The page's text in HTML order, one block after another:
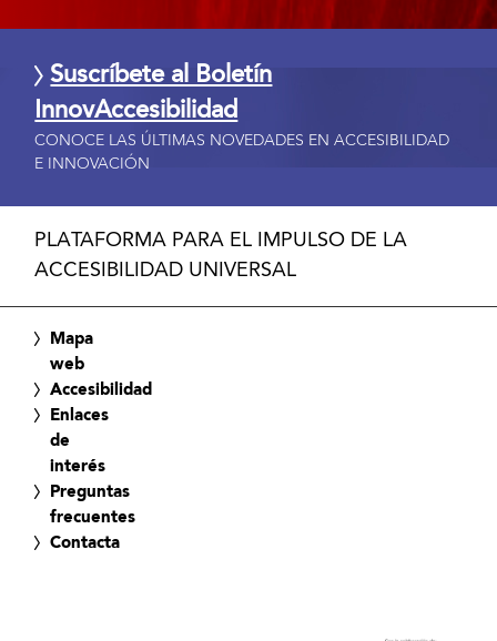
Suscríbete al Boletín
InnovAccesibilidad
CONOCE LAS ÚLTIMAS NOVEDADES EN ACCESIBILIDAD
E INNOVACIÓN
PLATAFORMA PARA EL IMPULSO DE LA
ACCESIBILIDAD UNIVERSAL
Mapa
web
Accesibilidad
Enlaces
de
interés
Preguntas
frecuentes
Contacta